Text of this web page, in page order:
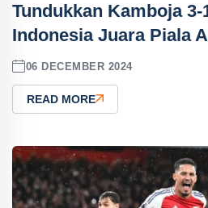
Tundukkan Kamboja
Indonesia Juara Piala
06 DECEMBER 2024
READ MORE